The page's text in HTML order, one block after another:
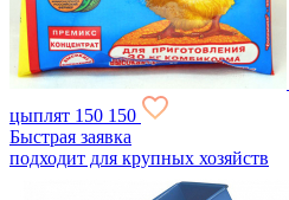
цыплят 150 150
Быстрая заявка
подходит для крупных хозяйств